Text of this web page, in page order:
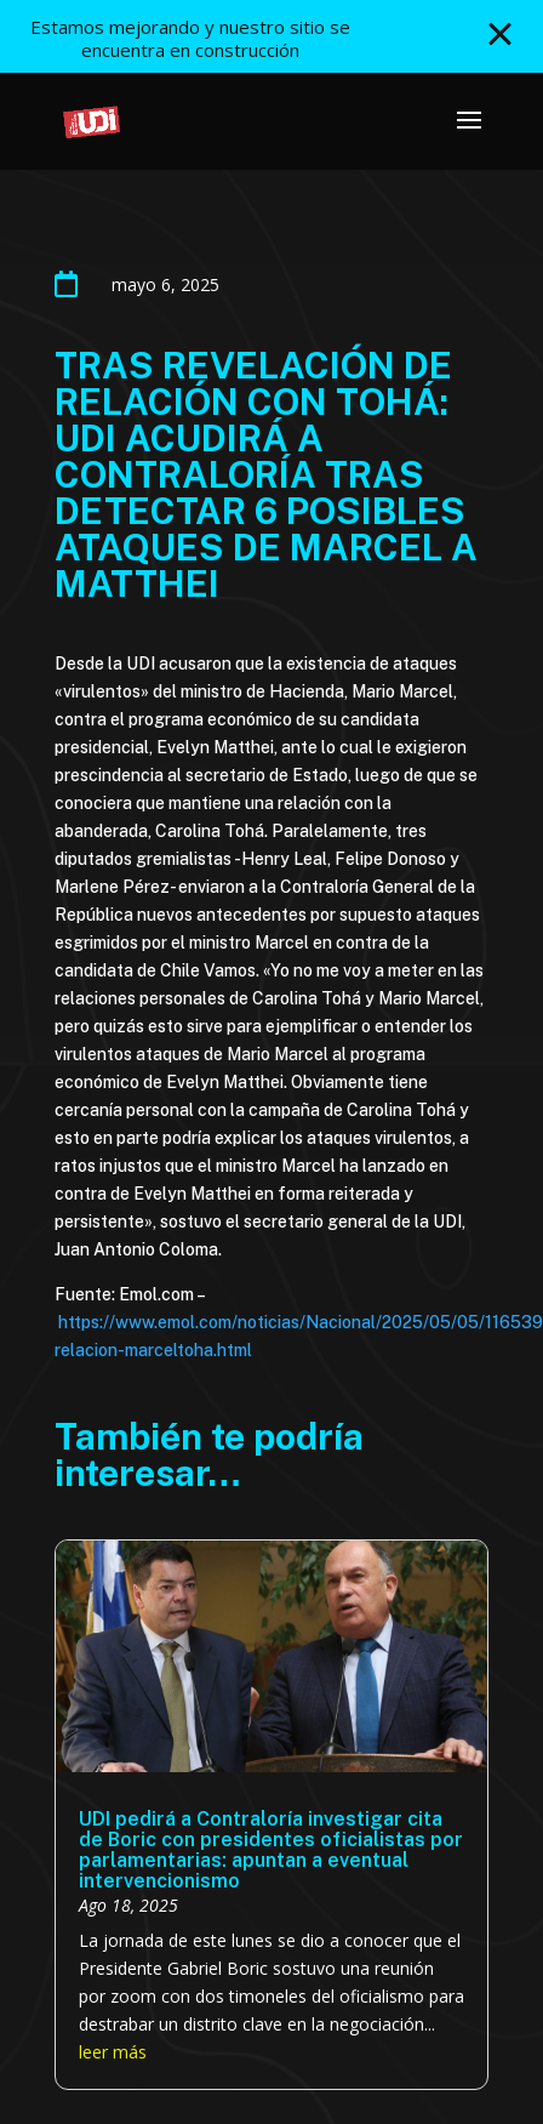
Estamos mejorando y nuestro sitio se
encuentra en construcción
 mayo 6, 2025
TRAS REVELACIÓN DE
RELACIÓN CON TOHÁ:
UDI ACUDIRÁ A
CONTRALORÍA TRAS
DETECTAR 6 POSIBLES
ATAQUES DE MARCEL A
MATTHEI
Desde la UDI acusaron que la existencia de ataques
«virulentos» del ministro de Hacienda, Mario Marcel,
contra el programa económico de su candidata
presidencial, Evelyn Matthei, ante lo cual le exigieron
prescindencia al secretario de Estado, luego de que se
conociera que mantiene una relación con la
abanderada, Carolina Tohá. Paralelamente, tres
diputados gremialistas -Henry Leal, Felipe Donoso y
Marlene Pérez- enviaron a la Contraloría General de la
República nuevos antecedentes por supuesto ataques
esgrimidos por el ministro Marcel en contra de la
candidata de Chile Vamos. «Yo no me voy a meter en las
relaciones personales de Carolina Tohá y Mario Marcel,
pero quizás esto sirve para ejemplificar o entender los
virulentos ataques de Mario Marcel al programa
económico de Evelyn Matthei. Obviamente tiene
cercanía personal con la campaña de Carolina Tohá y
esto en parte podría explicar los ataques virulentos, a
ratos injustos que el ministro Marcel ha lanzado en
contra de Evelyn Matthei en forma reiterada y
persistente», sostuvo el secretario general de la UDI,
Juan Antonio Coloma.
Fuente: Emol.com –
https://www.emol.com/noticias/Nacional/2025/05/05/
relacion-marceltoha.html
También te podría
interesar…
UDI pedirá a Contraloría investigar cita
de Boric con presidentes oficialistas por
parlamentarias: apuntan a eventual
intervencionismo
Ago 18, 2025
La jornada de este lunes se dio a conocer que el
Presidente Gabriel Boric sostuvo una reunión
por zoom con dos timoneles del oficialismo para
destrabar un distrito clave en la negociación...
leer más